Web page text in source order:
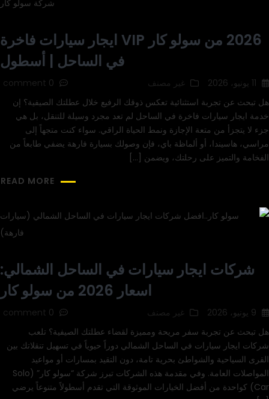
2026 من سولو كار VIP ايجار سيارات فاخرة
في الساحل | أسطول
11 يونيو، 2026 غير مصنف
0 comment
هل تبحث عن تجربة استثنائية تعكس ذوقك الرفيع خلال عطلتك الصيفية؟ إن
خدمة ايجار سيارات فاخرة في الساحل لم تعد مجرد وسيلة للتنقل، بل هي
جزء لا يتجزأ من متعة الإجازة ونمط الحياة الراقي. سواء كنت متجهاً إلى
مراسي، هاسيندا، أو ألماظة باي، فإن وصولك بسيارة فارهة يضفي طابعاً من
الفخامة والتميز على رحلتك، ويضمن […]
READ MORE
شركات ايجار سيارات في الساحل الشمالي:
اسعار 2026 من سولو كار
9 يونيو، 2026 غير مصنف
0 comment
هل تبحث عن تجربة سفر مريحة ومميزة لقضاء عطلتك الصيفية؟ تلعب
شركات ايجار سيارات في الساحل الشمالي دوراً حيوياً في تسهيل تنقلاتك بين
القرى السياحية والشواطئ بحرية تامة، دون التقيد بمسارات أو مواعيد
المواصلات العامة. وفي مقدمة هذه الشركات تبرز شركة “سولو كار” (Solo
Car) كواحدة من أفضل الخيارات الموثوقة التي تقدم أسطولاً متنوعاً يرضي